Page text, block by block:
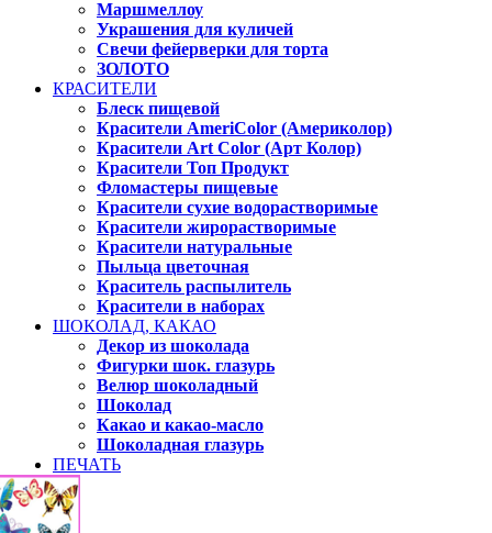
Маршмеллоу
Украшения для куличей
Свечи фейерверки для торта
ЗОЛОТО
КРАСИТЕЛИ
Блеск пищевой
Красители AmeriColor (Америколор)
Красители Art Color (Арт Колор)
Красители Топ Продукт
Фломастеры пищевые
Красители сухие водорастворимые
Красители жирорастворимые
Красители натуральные
Пыльца цветочная
Краситель распылитель
Красители в наборах
ШОКОЛАД, КАКАО
Декор из шоколада
Фигурки шок. глазурь
Велюр шоколадный
Шоколад
Какао и какао-масло
Шоколадная глазурь
ПЕЧАТЬ